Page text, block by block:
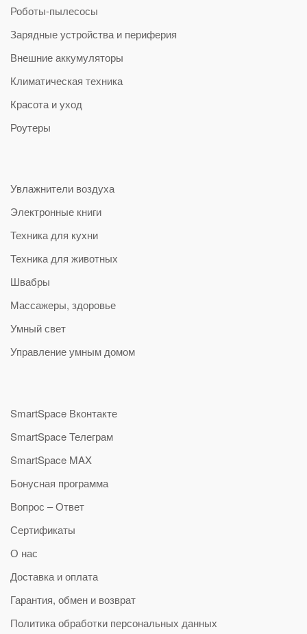
Роботы-пылесосы
Зарядные устройства и периферия
Внешние аккумуляторы
Климатическая техника
Красота и уход
Роутеры
Увлажнители воздуха
Электронные книги
Техника для кухни
Техника для животных
Швабры
Массажеры, здоровье
Умный свет
Управление умным домом
SmartSpace Вконтакте
SmartSpace Телеграм
SmartSpace MAX
Бонусная программа
Вопрос – Ответ
Сертификаты
О нас
Доставка и оплата
Гарантия, обмен и возврат
Политика обработки персональных данных